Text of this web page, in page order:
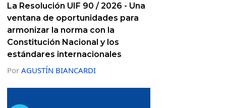
La Resolución UIF 90 / 2026 - Una
ventana de oportunidades para
armonizar la norma con la
Constitución Nacional y los
estándares internacionales
Por AGUSTÍN BIANCARDI